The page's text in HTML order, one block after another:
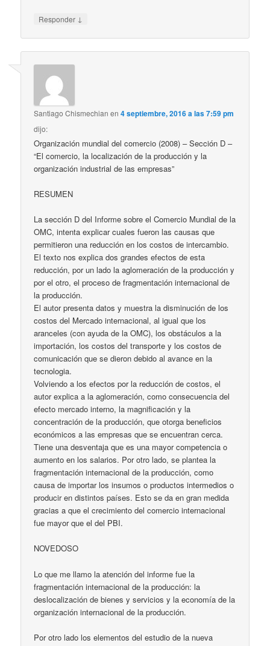
Responder ↓
Santiago Chismechian en4 septiembre, 2016 a las 7:59 pm
dijo:
Organización mundial del comercio (2008) – Sección D –
“El comercio, la localización de la producción y la
organización industrial de las empresas”
RESUMEN
La sección D del Informe sobre el Comercio Mundial de la
OMC, intenta explicar cuales fueron las causas que
permitieron una reducción en los costos de intercambio.
El texto nos explica dos grandes efectos de esta
reducción, por un lado la aglomeración de la producción y
por el otro, el proceso de fragmentación internacional de
la producción.
El autor presenta datos y muestra la disminución de los
costos del Mercado internacional, al igual que los
aranceles (con ayuda de la OMC), los obstáculos a la
importación, los costos del transporte y los costos de
comunicación que se dieron debido al avance en la
tecnologia.
Volviendo a los efectos por la reducción de costos, el
autor explica a la aglomeración, como consecuencia del
efecto mercado interno, la magnificación y la
concentración de la producción, que otorga beneficios
económicos a las empresas que se encuentran cerca.
Tiene una desventaja que es una mayor competencia o
aumento en los salarios. Por otro lado, se plantea la
fragmentación internacional de la producción, como
causa de importar los insumos o productos intermedios o
producir en distintos países. Esto se da en gran medida
gracias a que el crecimiento del comercio internacional
fue mayor que el del PBI.
NOVEDOSO
Lo que me llamo la atención del informe fue la
fragmentación internacional de la producción: la
deslocalización de bienes y servicios y la economía de la
organización internacional de la producción.
Por otro lado los elementos del estudio de la nueva